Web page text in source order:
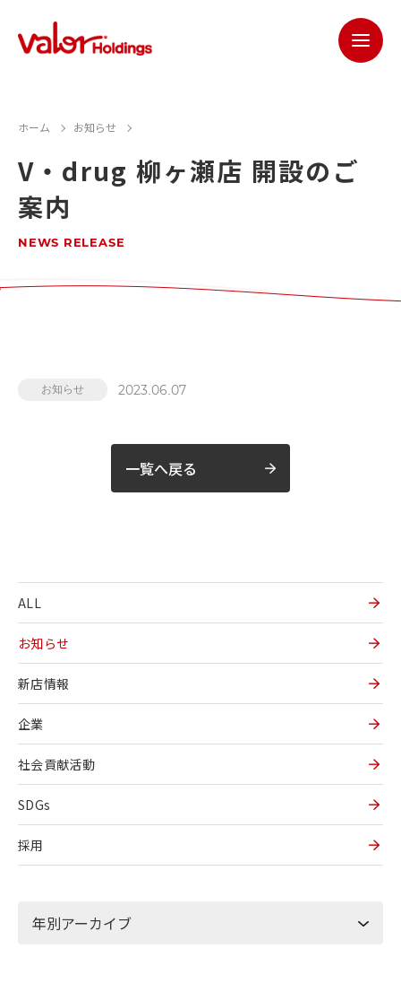
ホーム お知らせ
V・drug 柳ヶ瀬店 開設のご
案内
NEWS RELEASE
ALL
お知らせ
新店情報
企業
社会貢献活動
SDGs
採用
お知らせ 2023.06.07
一覧へ戻る